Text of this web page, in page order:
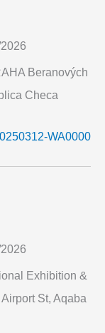
Beranových
Checa
Exhibition &
St, Aqaba